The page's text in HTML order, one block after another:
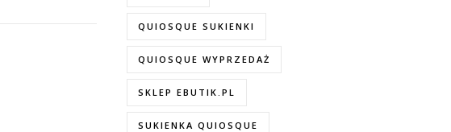
QUIOSQUE SUKIENKI
QUIOSQUE WYPRZEDAŻ
SKLEP EBUTIK.PL
SUKIENKA QUIOSQUE